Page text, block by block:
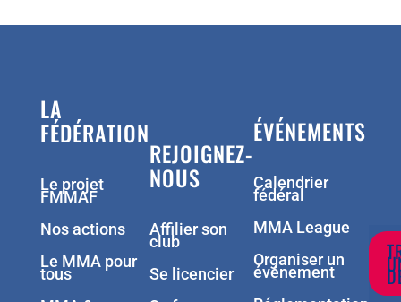
LA
FÉDÉRATION
Le projet
FMMAF
Nos actions
Le MMA pour
tous
REJOIGNEZ-
NOUS
Affilier son
club
Se licencier
ÉVÉNEMENTS
Calendrier
fédéral
MMA League
Organiser un
événement